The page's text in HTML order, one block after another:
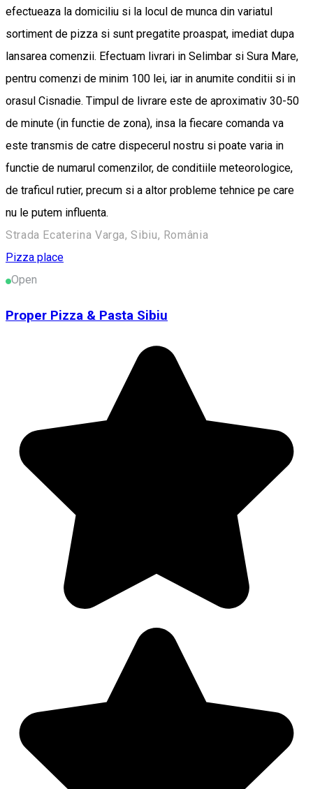
efectueaza la domiciliu si la locul de munca din variatul
sortiment de pizza si sunt pregatite proaspat, imediat dupa
lansarea comenzii. Efectuam livrari in Selimbar si Sura Mare,
pentru comenzi de minim 100 lei, iar in anumite conditii si in
orasul Cisnadie. Timpul de livrare este de aproximativ 30-50
de minute (in functie de zona), insa la fiecare comanda va
este transmis de catre dispecerul nostru si poate varia in
functie de numarul comenzilor, de conditiile meteorologice,
de traficul rutier, precum si a altor probleme tehnice pe care
nu le putem influenta.
Strada Ecaterina Varga, Sibiu, România
Pizza place
Open
Proper Pizza & Pasta Sibiu